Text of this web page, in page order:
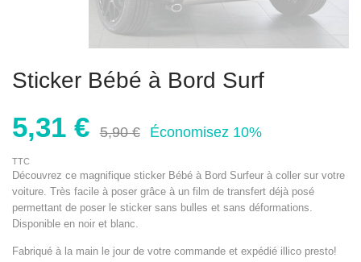
Sticker Bébé à Bord Surf
5,31 € 5,90 € Économisez 10%
TTC
Découvrez ce magnifique sticker Bébé à Bord Surfeur à coller sur votre
voiture. Très facile à poser grâce à un film de transfert déjà posé
permettant de poser le sticker sans bulles et sans déformations.
Disponible en noir et blanc.
Fabriqué à la main le jour de votre commande et expédié illico presto!